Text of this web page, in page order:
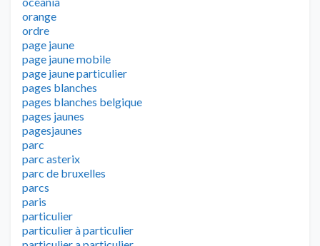
orange
ordre
page jaune
page jaune mobile
page jaune particulier
pages blanches
pages blanches belgique
pages jaunes
pagesjaunes
parc
parc asterix
parc de bruxelles
parcs
paris
particulier
particulier à particulier